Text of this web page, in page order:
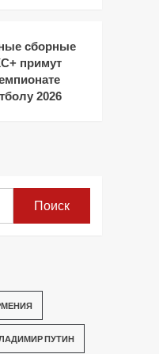
сборные
примут
2026
ПУТИН